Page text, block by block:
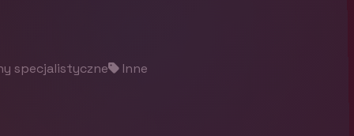
specjalistyczne Inne